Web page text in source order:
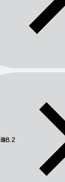
Banda:
FM
Provincia
Baleares
98.2